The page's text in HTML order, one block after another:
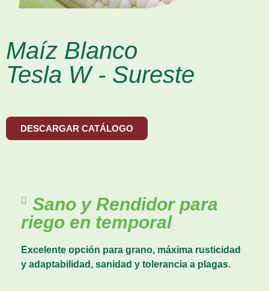
Maíz Blanco
Tesla W - Sureste
DESCARGAR CATÁLOGO
Sano y Rendidor para
riego en temporal
Excelente opción para grano, máxima rusticidad
y adaptabilidad, sanidad y tolerancia a plagas.